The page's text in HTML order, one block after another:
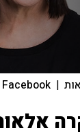
|
Facebook